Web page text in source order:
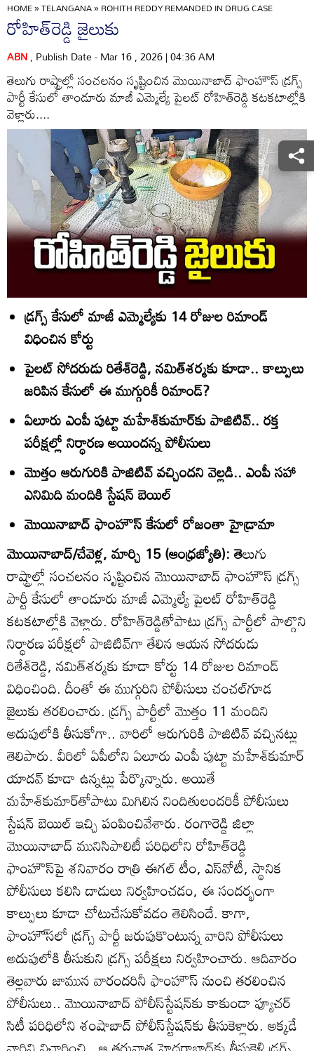
HOME»TELANGANA»ROHITH REDDY REMANDED IN DRUG CASE
రోహిత్‌రెడ్డి జైలుకు
ABN, Publish Date - Mar 16 , 2026 | 04:36 AM
తెలుగు రాష్ట్రాల్లో సంచలనం సృష్టించిన మొయినాబాద్‌ ఫాంహౌస్‌ డ్రగ్స్‌
పార్టీ కేసులో తాండూరు మాజీ ఎమ్మెల్యే పైలట్‌ రోహిత్‌రెడ్డి కటకటాల్లోకి
వెళ్లారు....
డ్రగ్స్‌ కేసులో మాజీ ఎమ్మెల్యేకు 14 రోజుల రిమాండ్‌
విధించిన కోర్టు
పైలట్‌ సోదరుడు రితేశ్‌రెడ్డి, నమిత్‌శర్మకు కూడా.. కాల్పులు
జరిపిన కేసులో ఈ ముగ్గురికీ రిమాండ్‌?
ఏలూరు ఎంపీ పుట్టా మహేశ్‌కుమార్‌కు పాజిటివ్‌.. రక్త
పరీక్షల్లో నిర్ధారణ అయిందన్న పోలీసులు
మొత్తం ఆరుగురికి పాజిటివ్‌ వచ్చిందని వెల్లడి.. ఎంపీ సహా
ఎనిమిది మందికి స్టేషన్‌ బెయిల్‌
మొయినాబాద్‌ ఫాంహౌస్‌ కేసులో రోజంతా హైడ్రామా
మొయినాబాద్‌/చేవెళ్ల, మార్చి 15 (ఆంధ్రజ్యోతి): తెలుగు
రాష్ట్రాల్లో సంచలనం సృష్టించిన మొయినాబాద్‌ ఫాంహౌస్‌ డ్రగ్స్‌
పార్టీ కేసులో తాండూరు మాజీ ఎమ్మెల్యే పైలట్‌ రోహిత్‌రెడ్డి
కటకటాల్లోకి వెళ్లారు. రోహిత్‌రెడ్డితోపాటు డ్రగ్స్‌ పార్టీలో పాల్గొని
నిర్ధారణ పరీక్షలో పాజిటివ్‌గా తేలిన ఆయన సోదరుడు
రితేశ్‌రెడ్డి, నమిత్‌శర్మకు కూడా కోర్టు 14 రోజుల రిమాండ్‌
విధించింది. దీంతో ఈ ముగ్గురిని పోలీసులు చంచల్‌గూడ
జైలుకు తరలించారు. డ్రగ్స్‌ పార్టీలో మొత్తం 11 మందిని
అదుపులోకి తీసుకోగా.. వారిలో ఆరుగురికి పాజిటివ్‌ వచ్చినట్లు
తెలిపారు. వీరిలో ఏపీలోని ఏలూరు ఎంపీ పుట్టా మహేశ్‌కుమార్‌
యాదవ్‌ కూడా ఉన్నట్లు పేర్కొన్నారు. అయితే
మహేశ్‌కుమార్‌తోపాటు మిగిలిన నిందితులందరికీ పోలీసులు
స్టేషన్‌ బెయిల్‌ ఇచ్చి పంపించివేశారు. రంగారెడ్డి జిల్లా
మొయినాబాద్‌ మునిసిపాలిటీ పరిధిలోని రోహిత్‌రెడ్డి
ఫాంహౌస్‌పై శనివారం రాత్రి ఈగల్‌ టీం, ఎస్‌వోటీ, స్థానిక
పోలీసులు కలిసి దాడులు నిర్వహించడం, ఈ సందర్భంగా
కాల్పులు కూడా చోటుచేసుకోవడం తెలిసిందే. కాగా,
ఫాంహౌ్‌సలో డ్రగ్స్‌ పార్టీ జరుపుకొంటున్న వారిని పోలీసులు
అదుపులోకి తీసుకుని డ్రగ్స్‌ పరీక్షలు నిర్వహించారు. ఆదివారం
తెల్లవారు జామున వారందరినీ ఫాంహౌస్‌ నుంచి తరలించిన
పోలీసులు.. మొయినాబాద్‌ పోలీస్‌స్టేషన్‌కు కాకుండా ఫ్యూచర్‌
సిటీ పరిధిలోని శంషాబాద్‌ పోలీస్‌స్టేషన్‌కు తీసుకెళ్లారు. అక్కడే